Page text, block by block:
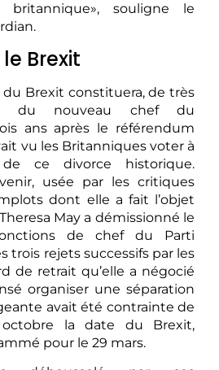
britannique», souligne le
Brexit
du Brexit constituera, de très
du nouveau chef du
ans après le référendum
vu les Britanniques voter à
ce divorce historique.
usée par les critiques
dont elle a fait l’objet
May a démissionné le
de chef du Parti
trois rejets successifs par les
de retrait qu’elle a négocié
organiser une séparation
avait été contrainte de
octobre la date du Brexit,
pour le 29 mars.